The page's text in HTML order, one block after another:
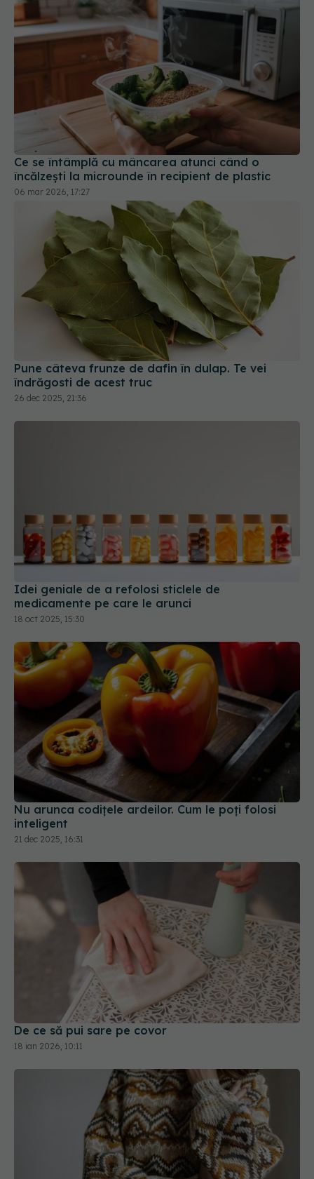
Ce se întâmplă cu mâncarea atunci când o
încălzești la microunde în recipient de plastic
06 mar 2026, 17:27
Pune câteva frunze de dafin în dulap. Te vei
îndrăgosti de acest truc
26 dec 2025, 21:36
Idei geniale de a refolosi sticlele de
medicamente pe care le arunci
Nu arunca codițele ardeilor. Cum le poți folosi
inteligent
21 dec 2025, 16:31
De ce să pui sare pe covor
18 ian 2026, 10:11